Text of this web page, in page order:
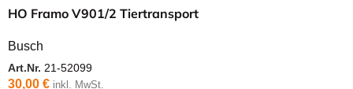
HO Framo V901/2 Tiertransport
Busch
Art.Nr. 21-52099
30,00 € inkl. MwSt.